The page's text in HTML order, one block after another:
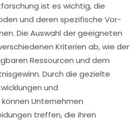
ist es wichtig, die
und deren spezifische Vor-
Die Auswahl der geeigneten
Kriterien ab, wie der
Ressourcen und dem
Durch die gezielte
und
können Unternehmen
treffen, die ihren